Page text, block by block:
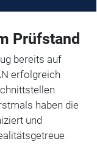
Prüfstand
bereits auf
erfolgreich
haben die
und